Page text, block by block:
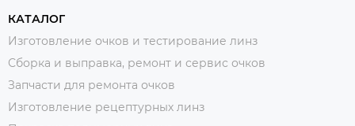
КАТАЛОГ
Изготовление очков и тестирование линз
Сборка и выправка, ремонт и сервис очков
Запчасти для ремонта очков
Изготовление рецептурных линз